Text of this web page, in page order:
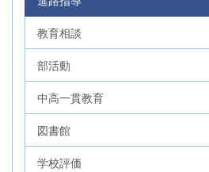
教育相談
部活動
中高一貫教育
図書館
学校評価